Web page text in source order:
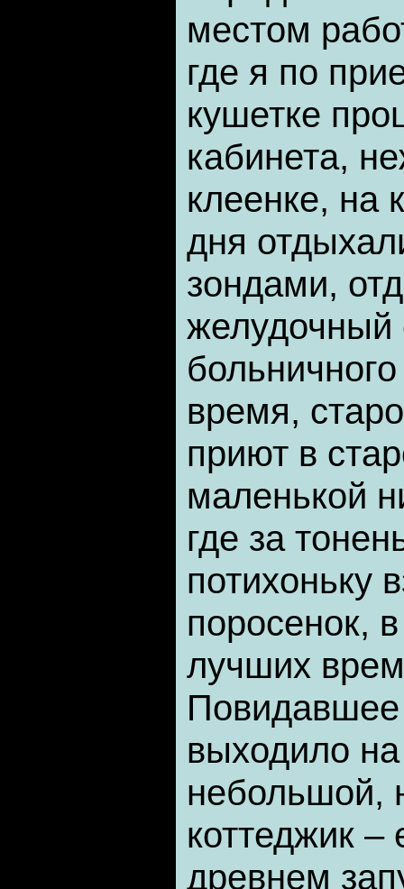
местом
где я по
кушетке
кабинета,
клеенке, на
дня
зондами,
время,
приют в
маленькой
где за
потихоньку
поросенок,
лучших
Повидавшее
выходило
небольшой,
коттеджик –
древнем